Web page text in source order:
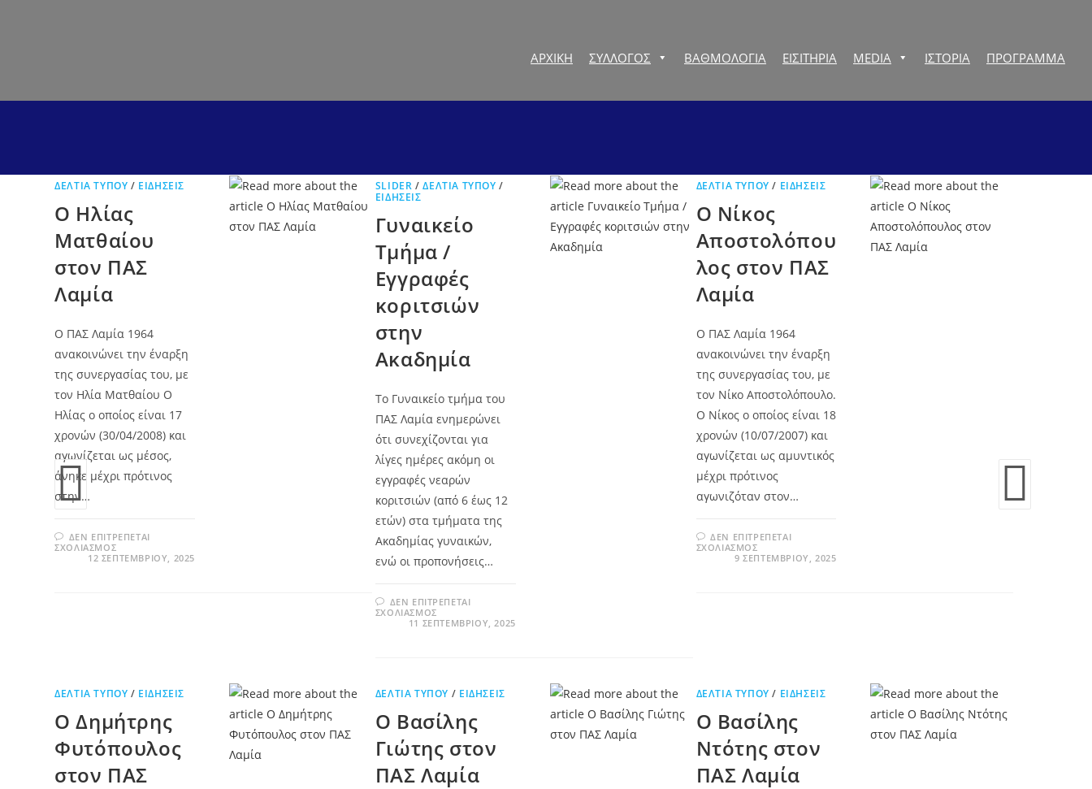
ΑΡΧΙΚΗ ΣΥΛΛΟΓΟΣ ΒΑΘΜΟΛΟΓΙΑ ΕΙΣΙΤΗΡΙΑ MEDIA ΙΣΤΟΡΙΑ ΠΡOΓΡΑΜΜΑ
ΔΕΛΤΊΑ ΤΎΠΟΥ / ΕΙΔΉΣΕΙΣ
Ο Ηλίας
Ματθαίου
στον ΠΑΣ
Λαμία
Ο ΠΑΣ Λαμία 1964
ανακοινώνει την έναρξη
της συνεργασίας του, με
τον Ηλία Ματθαίου Ο
Ηλίας ο οποίος είναι 17
χρονών (30/04/2008) και
αγωνίζεται ως μέσος,
άνηκε μέχρι πρότινος
στην…
ΔΕΝ ΕΠΙΤΡΈΠΕΤΑΙ
ΣΧΟΛΙΑΣΜΌΣ
12 ΣΕΠΤΕΜΒΡΊΟΥ, 2025
SLIDER /ΔΕΛΤΊΑ ΤΎΠΟΥ /
ΕΙΔΉΣΕΙΣ
Γυναικείο
Τμήμα /
Εγγραφές
κοριτσιών
στην
Ακαδημία
Το Γυναικείο τμήμα του
ΠΑΣ Λαμία ενημερώνει
ότι συνεχίζονται για
λίγες ημέρες ακόμη οι
εγγραφές νεαρών
κοριτσιών (από 6 έως 12
ετών) στα τμήματα της
Ακαδημίας γυναικών,
ενώ οι προπονήσεις…
ΔΕΝ ΕΠΙΤΡΈΠΕΤΑΙ
ΣΧΟΛΙΑΣΜΌΣ
11 ΣΕΠΤΕΜΒΡΊΟΥ, 2025
ΔΕΛΤΊΑ ΤΎΠΟΥ / ΕΙΔΉΣΕΙΣ
Ο Νίκος
Αποστολόπου
λος στον ΠΑΣ
Λαμία
Ο ΠΑΣ Λαμία 1964
ανακοινώνει την έναρξη
της συνεργασίας του, με
τον Νίκο Αποστολόπουλο.
Ο Νίκος ο οποίος είναι 18
χρονών (10/07/2007) και
αγωνίζεται ως αμυντικός
μέχρι πρότινος
αγωνιζόταν στον…
ΔΕΝ ΕΠΙΤΡΈΠΕΤΑΙ
ΣΧΟΛΙΑΣΜΌΣ
9 ΣΕΠΤΕΜΒΡΊΟΥ, 2025
ΔΕΛΤΊΑ ΤΎΠΟΥ / ΕΙΔΉΣΕΙΣ
Ο Δημήτρης
Φυτόπουλος
στον ΠΑΣ
ΔΕΛΤΊΑ ΤΎΠΟΥ / ΕΙΔΉΣΕΙΣ
Ο Βασίλης
Γιώτης στον
ΠΑΣ Λαμία
ΔΕΛΤΊΑ ΤΎΠΟΥ / ΕΙΔΉΣΕΙΣ
Ο Βασίλης
Ντότης στον
ΠΑΣ Λαμία